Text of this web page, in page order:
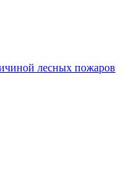
лесных пожаров